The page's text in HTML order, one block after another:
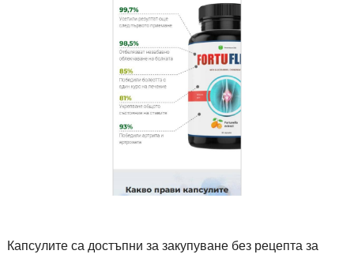
Капсулите са достъпни за закупуване без рецепта за